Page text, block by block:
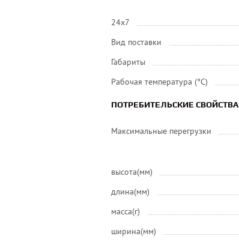
24x7
Вид поставки
Габариты
Рабочая температура (°C)
ПОТРЕБИТЕЛЬСКИЕ СВОЙСТВА
Максимальные перегрузки
высота(мм)
длина(мм)
масса(г)
ширина(мм)